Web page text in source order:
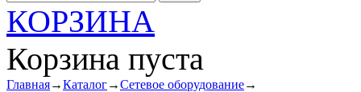
КОРЗИНА
Корзина пуста
Главная→Каталог→Сетевое оборудование→